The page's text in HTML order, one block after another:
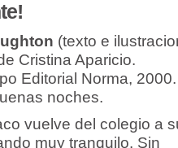
(texto e
Cristina Aparicio.
Editorial Norma, 2000.
noches.
vuelve del colegio a
muy tranquilo. Sin